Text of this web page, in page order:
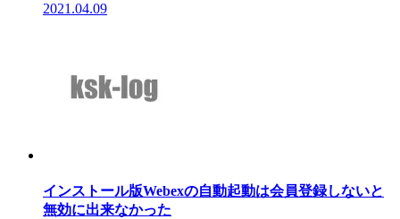
2021.04.09
インストール版Webexの自動起動は会員登録しないと
無効に出来なかった